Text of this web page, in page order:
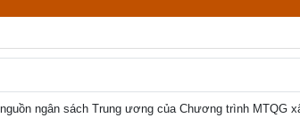
ngân sách Trung ương của Chương trình MTQG